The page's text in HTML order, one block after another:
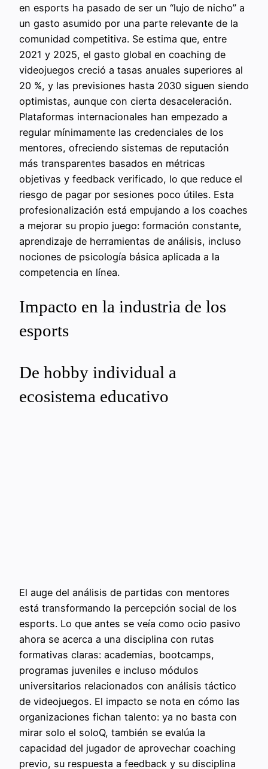
en esports ha pasado de ser un “lujo de nicho” a
un gasto asumido por una parte relevante de la
comunidad competitiva. Se estima que, entre
2021 y 2025, el gasto global en coaching de
videojuegos creció a tasas anuales superiores al
20 %, y las previsiones hasta 2030 siguen siendo
optimistas, aunque con cierta desaceleración.
Plataformas internacionales han empezado a
regular mínimamente las credenciales de los
mentores, ofreciendo sistemas de reputación
más transparentes basados en métricas
objetivas y feedback verificado, lo que reduce el
riesgo de pagar por sesiones poco útiles. Esta
profesionalización está empujando a los coaches
a mejorar su propio juego: formación constante,
aprendizaje de herramientas de análisis, incluso
nociones de psicología básica aplicada a la
competencia en línea.
Impacto en la industria de los
esports
De hobby individual a
ecosistema educativo
El auge del análisis de partidas con mentores
está transformando la percepción social de los
esports. Lo que antes se veía como ocio pasivo
ahora se acerca a una disciplina con rutas
formativas claras: academias, bootcamps,
programas juveniles e incluso módulos
universitarios relacionados con análisis táctico
de videojuegos. El impacto se nota en cómo las
organizaciones fichan talento: ya no basta con
mirar solo el soloQ, también se evalúa la
capacidad del jugador de aprovechar coaching
previo, su respuesta a feedback y su disciplina